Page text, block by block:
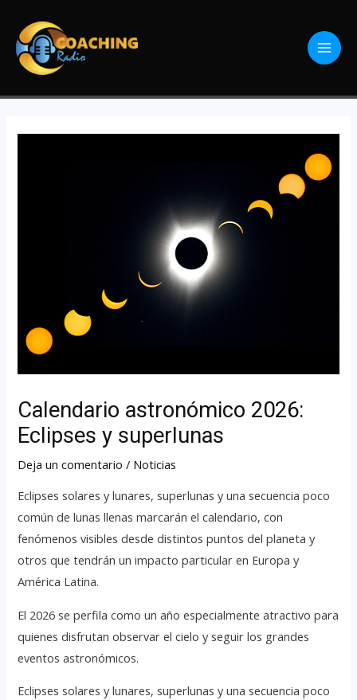
Calendario astronómico 2026:
Eclipses y superlunas
Deja un comentario / Noticias
Eclipses solares y lunares, superlunas y una secuencia poco
común de lunas llenas marcarán el calendario, con
fenómenos visibles desde distintos puntos del planeta y
otros que tendrán un impacto particular en Europa y
América Latina.
El 2026 se perfila como un año especialmente atractivo para
quienes disfrutan observar el cielo y seguir los grandes
eventos astronómicos.
Eclipses solares y lunares, superlunas y una secuencia poco